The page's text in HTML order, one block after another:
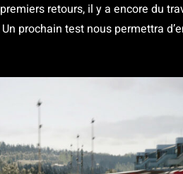
retours, il y a encore du
prochain test nous permettra